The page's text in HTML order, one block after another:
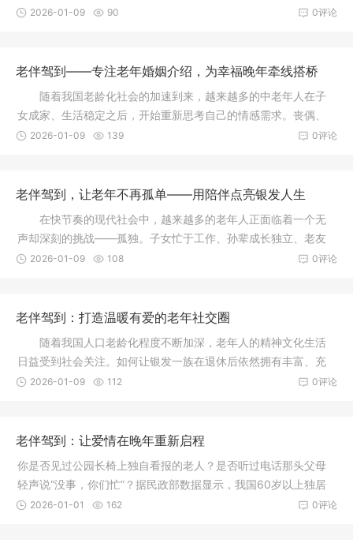
晨，他独自
0评论
2026-01-09 90
老伴驾到——专注老年婚姻介绍，为幸福晚年牵线搭桥
随着我国老龄化社会的加速到来，越来越多的中老年人在子
女成家、生活稳定之后，开始重新思考自己的情感需求。丧偶、
离异或长
0评论
2026-01-09 139
老伴驾到，让老年不再孤单——用陪伴点亮银发人生
在快节奏的现代社会中，越来越多的老年人正面临着一个无
声却深刻的挑战——孤独。子女忙于工作、孙辈成长独立、老友
陆续离世
0评论
2026-01-09 108
老伴驾到：打造温暖有爱的老年社交圈
随着我国人口老龄化程度不断加深，老年人的精神文化生活
日益受到社会关注。如何让银发一族在退休后依然拥有丰富、充
实的社交
0评论
2026-01-09 112
老伴驾到：让爱情在晚年重新启程
你是否见过公园长椅上独自看报的老人？是否听过电话那头父母
轻声说“没事，你们忙”？据民政部数据显示，我国60岁以上独居
和空巢
0评论
2026-01-01 162